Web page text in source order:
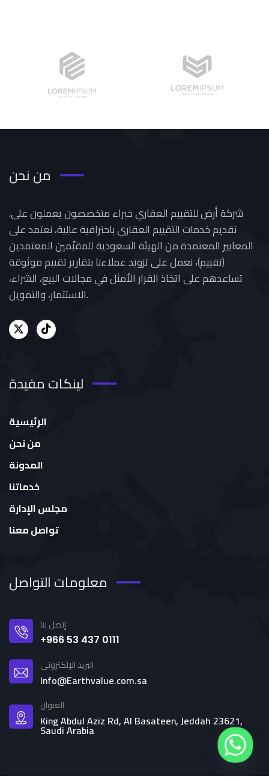
من نحن
.شركة أرض للتقييم العقاري خبراء متخصصون يعملون على
تقديم خدمات التقييم العقاري باحترافية عالية، نعتمد على
المعايير المعتمدة من الهيئة السعودية للمقيِّمين المعتمدين
(تقييم)، نعمل على تزويد عملاءنا بتقارير تقييم موثوقة
تساعدهم على اتخاذ القرار الأمثل في مجالات البيع، الشراء،
الاستثمار، والتمويل.
لينكات مفيدة
الرئيسية
من نحن
المدونة
خدماتنا
مجلس الإدارة
تواصل معنا
معلومات التواصل
إتصل بنا
+966 53 437 0111
البريد الإلكترونى
Info@Earthvalue.com.sa
العنوان
King Abdul Aziz Rd, Al Basateen, Jeddah 23621,
Saudi Arabia